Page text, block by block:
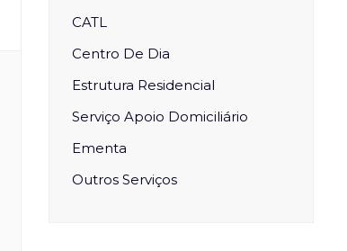
CATL
Centro De Dia
Estrutura Residencial
Serviço Apoio Domiciliário
Ementa
Outros Serviços